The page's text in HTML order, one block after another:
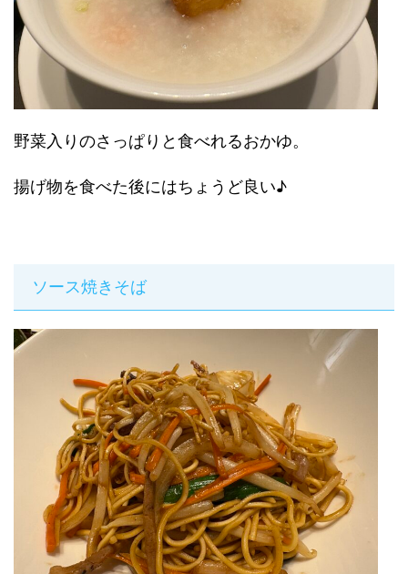
野菜入りのさっぱりと食べれるおかゆ。
揚げ物を食べた後にはちょうど良い♪
ソース焼きそば